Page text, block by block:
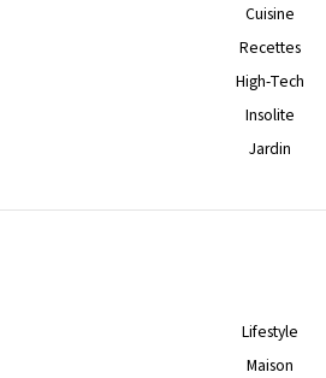
Cuisine
Recettes
High-Tech
Insolite
Jardin
Lifestyle
Maison